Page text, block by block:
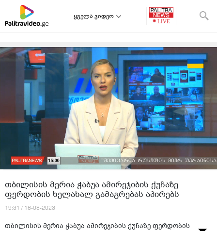
ყველა ვიდეო
თბილისის მერია ჭაბუა ამირეჯიბის ქუჩაზე
ფერდობის ხელახალ გამაგრებას აპირებს
19:31 / 18-08-2023
თბილისის მერია ჭაბუა ამირეჯიბის ქუჩაზე ფერდობის